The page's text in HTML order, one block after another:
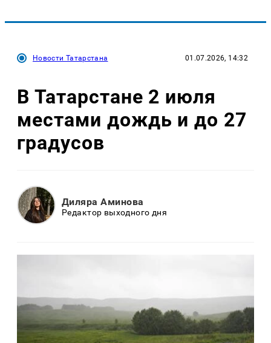
Новости Татарстана 01.07.2026, 14:32
В Татарстане 2 июля
местами дождь и до 27
градусов
Диляра Аминова
Редактор выходного дня